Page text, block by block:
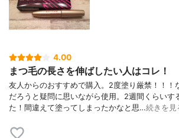
4.00
まつ毛の長さを伸ばしたい人はコレ！
友人からのおすすめで購入。2度塗り厳禁！！！
だろうと疑問に思いながら使用。2週間くらいす
た！間違えて塗ってしまったかなと思…続きを見